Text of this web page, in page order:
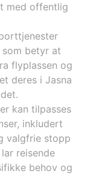
med offentlig
betyr at
flyplassen og
deres i Jasna
kan tilpasses
inkludert
valgfrie stopp
reisende
behov og